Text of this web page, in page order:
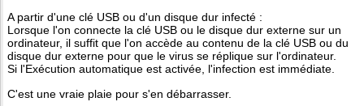
A partir d'une clé USB ou d'un disque dur infecté :
Lorsque l'on connecte la clé USB ou le disque dur externe sur un
ordinateur, il suffit que l'on accède au contenu de la clé USB ou du
disque dur externe pour que le virus se réplique sur l'ordinateur.
Si l'Exécution automatique est activée, l'infection est immédiate.
C'est une vraie plaie pour s'en débarrasser.